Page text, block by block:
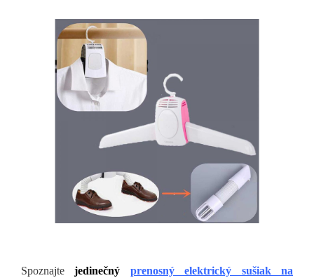
Spoznajtejedinečný
prenosný elektrický sušiak na